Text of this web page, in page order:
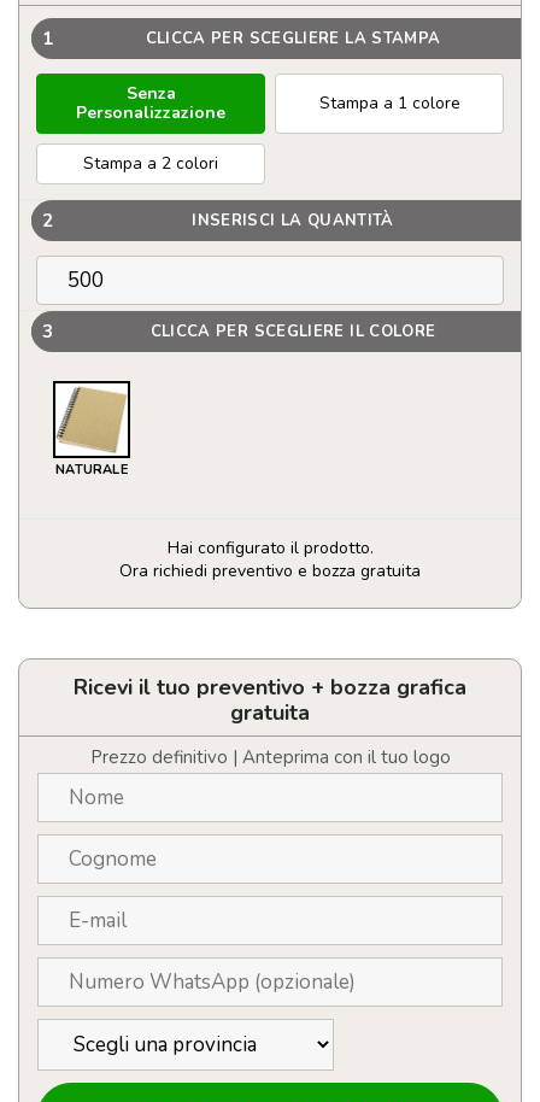
1 CLICCA PER SCEGLIERE LA STAMPA
Senza
Personalizzazione
Stampa a 1 colore
Stampa a 2 colori
2 INSERISCI LA QUANTITÀ
3 CLICCA PER SCEGLIERE IL COLORE
NATURALE
Hai configurato il prodotto.
Ora richiedi preventivo e bozza gratuita
Blocco
riciclato
MendelRicevi il tuo preventivo + bozza grafica
gratuita
Prezzo definitivo | Anteprima con il tuo logo